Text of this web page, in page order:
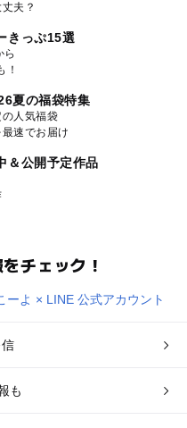
夫？
きっぷ15選
ら
！
夏の福袋特集
人気福袋
速でお届け
＆公開予定作品
チェック！
も